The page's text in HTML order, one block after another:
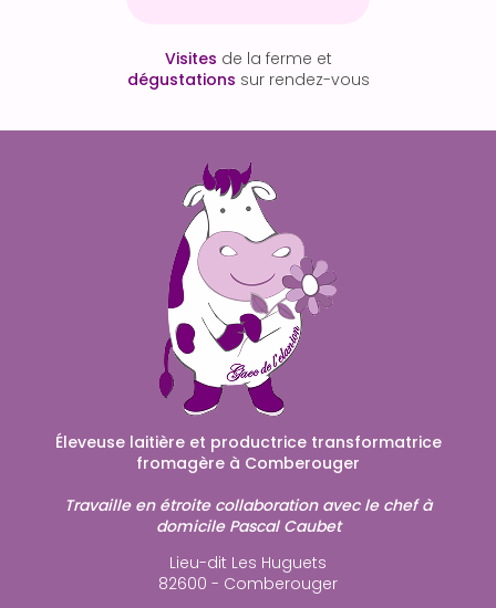
Visites de la ferme et
dégustations sur rendez-vous
Éleveuse laitière et productrice transformatrice
fromagère à Comberouger
Travaille en étroite collaboration avec le chef à
domicile Pascal Caubet
Lieu-dit Les Huguets
82600 - Comberouger